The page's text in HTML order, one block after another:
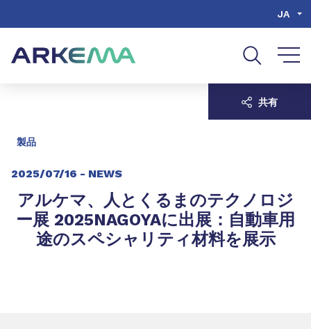
JA
製品
2025/07/16 - NEWS
アルケマ、人とくるまのテクノロジ
ー展 2025NAGOYAに出展：自動車用
途のスペシャリティ材料を展示
共有